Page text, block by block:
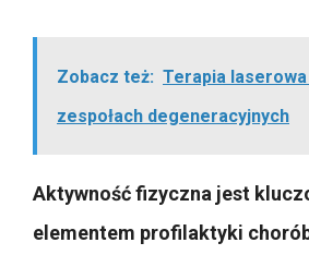
Zobacz też: Terapia
zespołach degeneracyjnych
Aktywność fizyczna jest
elementem profilaktyki